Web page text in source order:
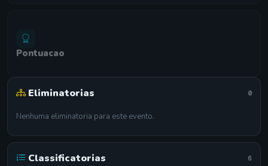
Pontuacao
Eliminatorias 0
Nenhuma eliminatoria para este evento.
Classificatorias 6